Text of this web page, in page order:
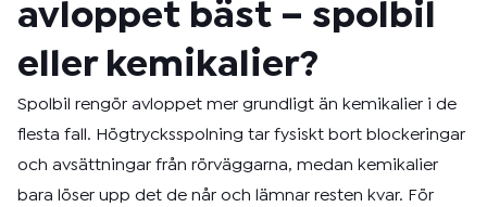
avloppet bäst – spolbil
eller kemikalier?
Spolbil rengör avloppet mer grundligt än kemikalier i de
flesta fall. Högtrycksspolning tar fysiskt bort blockeringar
och avsättningar från rörväggarna, medan kemikalier
bara löser upp det de når och lämnar resten kvar. För